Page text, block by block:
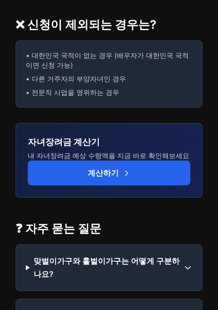
❌ 신청이 제외되는 경우는?
• 대한민국 국적이 없는 경우 (배우자가 대한민국 국적
이면 신청 가능)
• 다른 거주자의 부양자녀인 경우
• 전문직 사업을 영위하는 경우
자녀장려금 계산기
내 자녀장려금 예상 수령액을 지금 바로 확인해보세요
계산하기
❓ 자주 묻는 질문
맞벌이가구와 홑벌이가구는 어떻게 구분하
나요?